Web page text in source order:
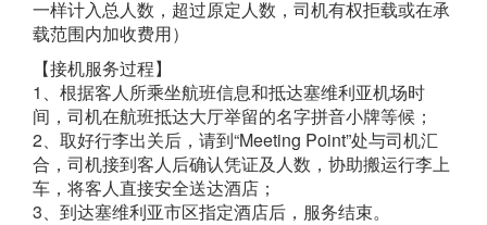
一样计入总人数，超过原定人数，司机有权拒载或在承
载范围内加收费用）
【接机服务过程】
1、根据客人所乘坐航班信息和抵达塞维利亚机场时
间，司机在航班抵达大厅举留的名字拼音小牌等候；
2、取好行李出关后，请到“Meeting Point”处与司机汇
合，司机接到客人后确认凭证及人数，协助搬运行李上
车，将客人直接安全送达酒店；
3、到达塞维利亚市区指定酒店后，服务结束。